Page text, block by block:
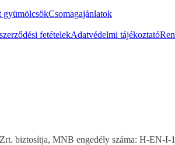
gyümölcsökCsomagajánlatok
fetételekAdatvédelmi tájékoztató
biztosítja, MNB engedély száma: H-EN-